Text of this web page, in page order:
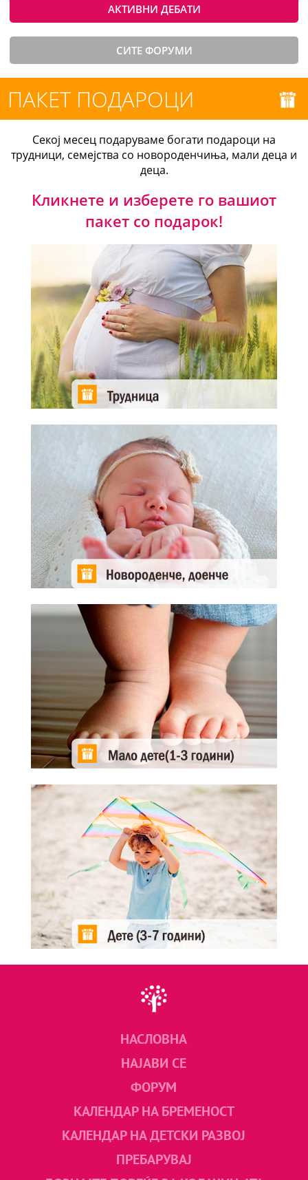
АКТИВНИ ДЕБАТИ
СИТЕ ФОРУМИ
ПАКЕТ ПОДАРОЦИ
Секој месец подаруваме богати подароци на
трудници, семејства со новороденчиња, мали деца и
деца.
Кликнете и изберете го вашиот
пакет со подарок!
НАСЛОВНА
НАЈАВИ СЕ
ФОРУМ
КАЛЕНДАР НА БРЕМЕНОСТ
КАЛЕНДАР НА ДЕТСКИ РАЗВОЈ
ПРЕБАРУВАЈ